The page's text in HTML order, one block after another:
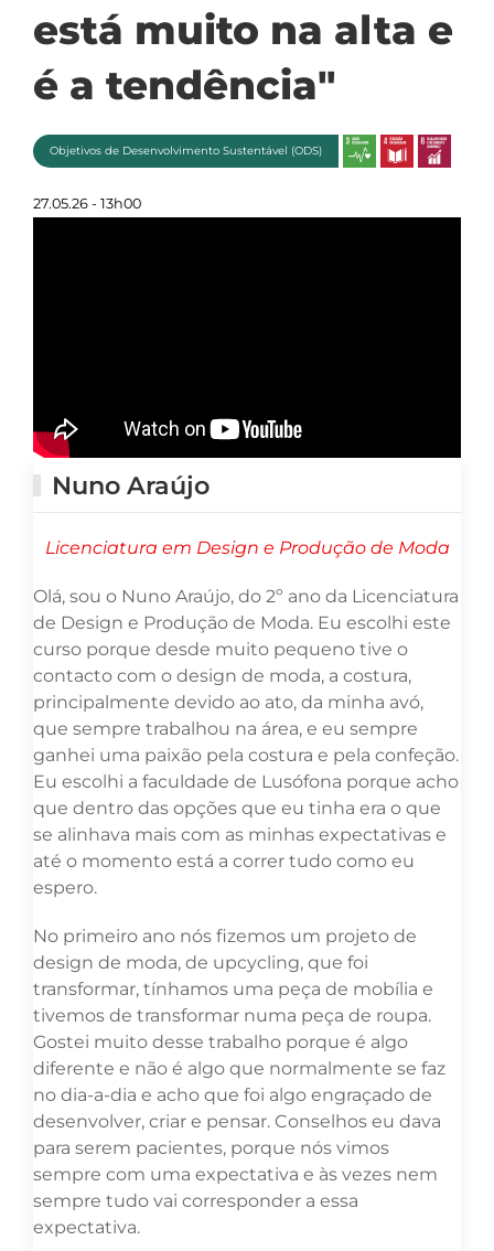
está muito na alta e
é a tendência"
Objetivos de Desenvolvimento Sustentável (ODS)
27.05.26 - 13h00
Nuno Araújo
Licenciatura em Design e Produção de Moda
Olá, sou o Nuno Araújo, do 2º ano da Licenciatura
de Design e Produção de Moda. Eu escolhi este
curso porque desde muito pequeno tive o
contacto com o design de moda, a costura,
principalmente devido ao ato, da minha avó,
que sempre trabalhou na área, e eu sempre
ganhei uma paixão pela costura e pela confeção.
Eu escolhi a faculdade de Lusófona porque acho
que dentro das opções que eu tinha era o que
se alinhava mais com as minhas expectativas e
até o momento está a correr tudo como eu
espero.
No primeiro ano nós fizemos um projeto de
design de moda, de upcycling, que foi
transformar, tínhamos uma peça de mobília e
tivemos de transformar numa peça de roupa.
Gostei muito desse trabalho porque é algo
diferente e não é algo que normalmente se faz
no dia-a-dia e acho que foi algo engraçado de
desenvolver, criar e pensar. Conselhos eu dava
para serem pacientes, porque nós vimos
sempre com uma expectativa e às vezes nem
sempre tudo vai corresponder a essa
expectativa.